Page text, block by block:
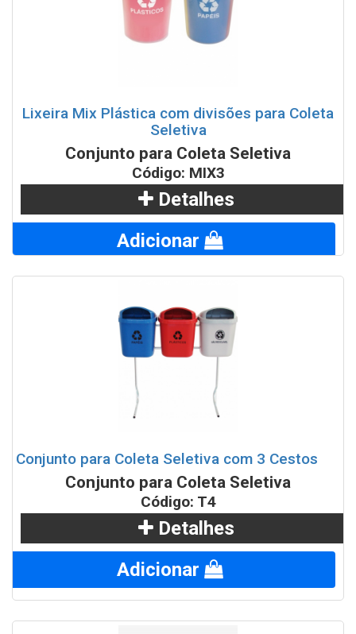
Lixeira Mix Plástica com divisões para Coleta
Seletiva
Conjunto para Coleta Seletiva
Código: MIX3
Detalhes
Adicionar
Conjunto para Coleta Seletiva com 3 Cestos
Conjunto para Coleta Seletiva
Código: T4
Detalhes
Adicionar